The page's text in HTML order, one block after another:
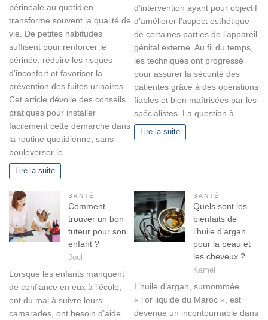
périnéale au quotidien
transforme souvent la qualité de
vie. De petites habitudes
suffisent pour renforcer le
périnée, réduire les risques
d’inconfort et favoriser la
prévention des fuites urinaires.
Cet article dévoile des conseils
pratiques pour installer
facilement cette démarche dans
la routine quotidienne, sans
bouleverser le…
Lire la suite
d’intervention ayant pour objectif
d’améliorer l’aspect esthétique
de certaines parties de l’appareil
génital externe. Au fil du temps,
les techniques ont progressé
pour assurer la sécurité des
patientes grâce à des opérations
fiables et bien maîtrisées par les
spécialistes. La question à…
Lire la suite
SANTÉ
Comment
trouver un bon
tuteur pour son
enfant ?
Joel
Lorsque les enfants manquent
de confiance en eux à l’école,
ont du mal à suivre leurs
camarades, ont besoin d’aide
SANTÉ
Quels sont les
bienfaits de
l’huile d’argan
pour la peau et
les cheveux ?
Kamel
L’huile d’argan, surnommée
« l’or liquide du Maroc », est
devenue un incontournable dans